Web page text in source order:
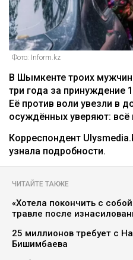
Фото: Inform.kz
В Шымкенте троих
три года за принуждение
Её против воли увезли в
осуждённых уверяют:
Корреспондент
узнала подробности.
ЧИТАЙТЕ ТАКЖЕ
«Хотела покончить с
травле после
25 миллионов требует с
Бишимбаева